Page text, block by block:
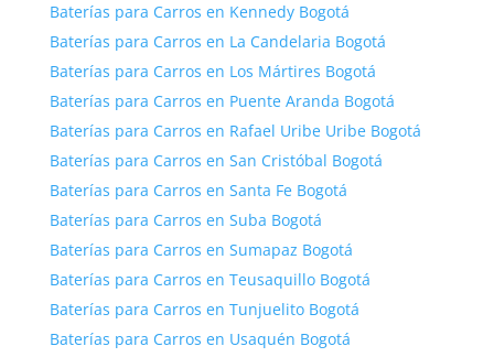
Baterías para Carros en Kennedy Bogotá
Baterías para Carros en La Candelaria Bogotá
Baterías para Carros en Los Mártires Bogotá
Baterías para Carros en Puente Aranda Bogotá
Baterías para Carros en Rafael Uribe Uribe Bogotá
Baterías para Carros en San Cristóbal Bogotá
Baterías para Carros en Santa Fe Bogotá
Baterías para Carros en Suba Bogotá
Baterías para Carros en Sumapaz Bogotá
Baterías para Carros en Teusaquillo Bogotá
Baterías para Carros en Tunjuelito Bogotá
Baterías para Carros en Usaquén Bogotá